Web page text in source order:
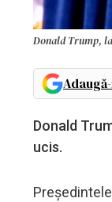
Donald Trump,
Donald
ucis.